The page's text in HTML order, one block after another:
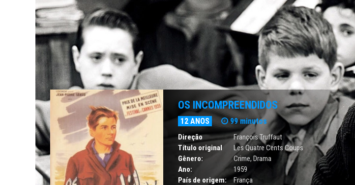
OS INCOMPREENDIDOS
12 ANOS 99 minutos
Direção
François Truffaut
Título original
Les Quatre Cents Coups
Gênero:
Crime,Drama
Ano:
1959
País de origem:
França